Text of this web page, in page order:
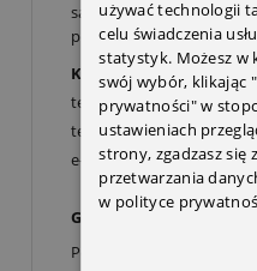
samochodu? Skontaktuj
po numerze VIN do
Krzysztof Rachwał
tel.
32 307 49 99
tel kom.606 522 011
e-mail:info@doopla.pl
Godziny otwarcia:
Poniedziałek-Piątek: 9
używać technologii
celu świadczenia
statystyk. Możesz w
swój wybór, klikając
prywatności" w
ustawieniach
strony, zgadzasz się
przetwarzania
w polityce